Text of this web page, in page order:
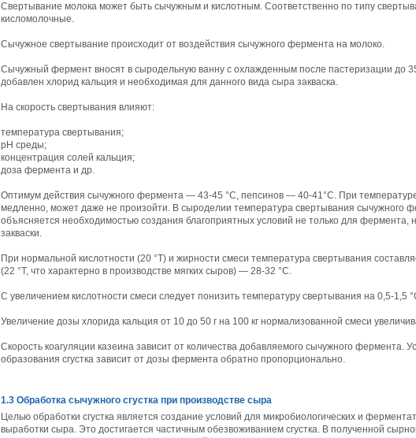
Свертывание молока может быть сычужным и кислотным. Соответственно по типу
кисломолочные.
Сычужное свертывание происходит от воздействия сычужного фермента на молоко.
Сычужный фермент вносят в сыродельную ванну с охлажденным после пастеризации до
добавлен хлорид кальция и необходимая для данного вида сыра закваска.
На скорость свертывания влияют:
температура свертывания;
рН среды;
концентрация солей кальция;
доза фермента и др.
Оптимум действия сычужного фермента — 43-45 °С, пепсинов — 40-41°С. При
медленно, может даже не произойти. В сыроделии температура свертывания сычужного
объясняется необходимостью создания благоприятных условий не только для
закваски.
При нормальной кислотности (20 °Т) и жирности смеси температура свертывания
(22 °Т, что характерно в производстве мягких сыров) — 28-32 °С.
С увеличением кислотности смеси следует понизить температуру свертывания на 0,5-1,5
Увеличение дозы хлорида кальция от 10 до 50 г на 100 кг нормализованной смеси
Скорость коагуляции казеина зависит от количества добавляемого сычужного фермента.
образования сгустка зависит от дозы фермента обратно пропорционально.
1.3 Обработка сычужного сгустка при производстве сыра
Целью обработки сгустка является создание условий для микробиологических и
выработки сыра. Это достигается частичным обезвоживанием сгустка. В полученной